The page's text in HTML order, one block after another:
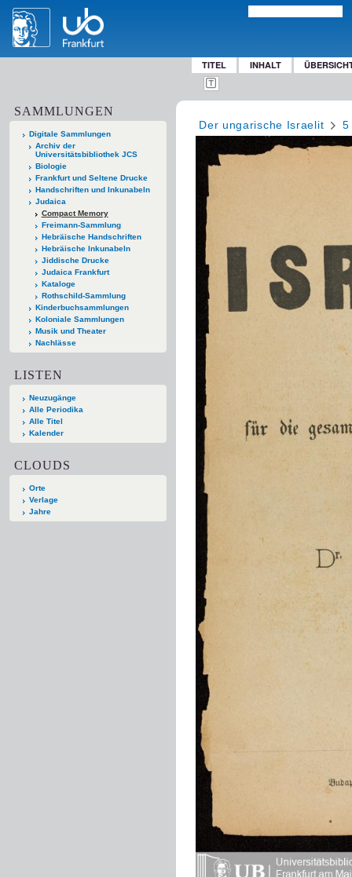
TITEL INHALT
SAMMLUNGEN
Digitale Sammlungen
Archiv der
Universitätsbibliothek JCS
Biologie
Frankfurt und Seltene Drucke
Handschriften und Inkunabeln
Judaica
Compact Memory
Freimann-Sammlung
Hebräische Handschriften
Hebräische Inkunabeln
Jiddische Drucke
Judaica Frankfurt
Kataloge
Rothschild-Sammlung
Kinderbuchsammlungen
Koloniale Sammlungen
Musik und Theater
Nachlässe
LISTEN
Neuzugänge
Alle Periodika
Alle Titel
Kalender
CLOUDS
Orte
Verlage
Jahre
Der ungarische Israelit 5